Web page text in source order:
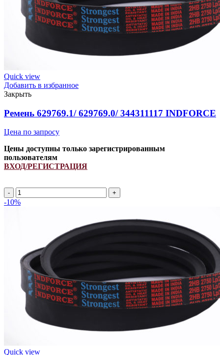
Quick view
Добавить в избранное
Закрыть
Ремень 629769.1/ 629769.0/ 344311117 INDFORCE
Цена по запросу
Цены доступны только зарегистрированным
пользователям
ВХОД/РЕГИСТРАЦИЯ
Ремень
629769.1/
-10%
Quick view